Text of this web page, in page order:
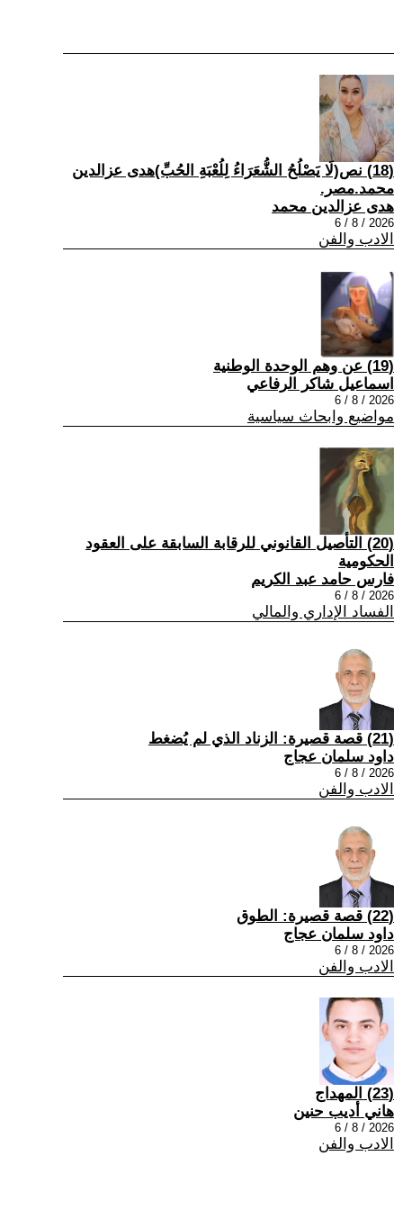
(18) نص(لَا يَصْلُحُ الشُّعَرَاءُ لِلُعْبَةِ الحُبِّ)هدى عزالدين
محمد.مصر.
هدى عزالدين محمد
2026 / 8 / 6
الادب والفن
(19) عن وهم الوحدة الوطنية
اسماعيل شاكر الرفاعي
2026 / 8 / 6
مواضيع وابحاث سياسية
(20) التأصيل القانوني للرقابة السابقة على العقود
الحكومية
فارس حامد عبد الكريم
2026 / 8 / 6
الفساد الإداري والمالي
(21) قصة قصيرة: الزناد الذي لم يُضغط
داود سلمان عجاج
2026 / 8 / 6
الادب والفن
(22) قصة قصيرة: الطوق
داود سلمان عجاج
2026 / 8 / 6
الادب والفن
(23) المهداج
هاني أديب حنين
2026 / 8 / 6
الادب والفن